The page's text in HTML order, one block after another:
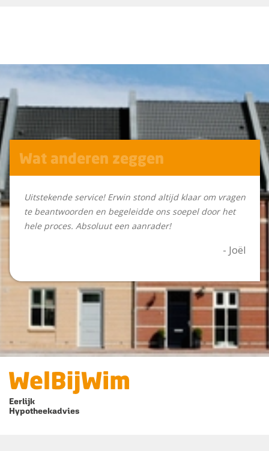
Wat anderen zeggen
Uitstekende service! Erwin stond altijd klaar om vragen
te beantwoorden en begeleidde ons soepel door het
hele proces. Absoluut een aanrader!
- Joël
Eerlijk
Hypotheekadvies